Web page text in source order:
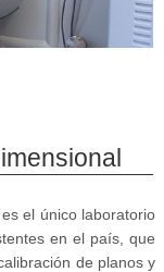
el único laboratorio
en el país, que
de planos y